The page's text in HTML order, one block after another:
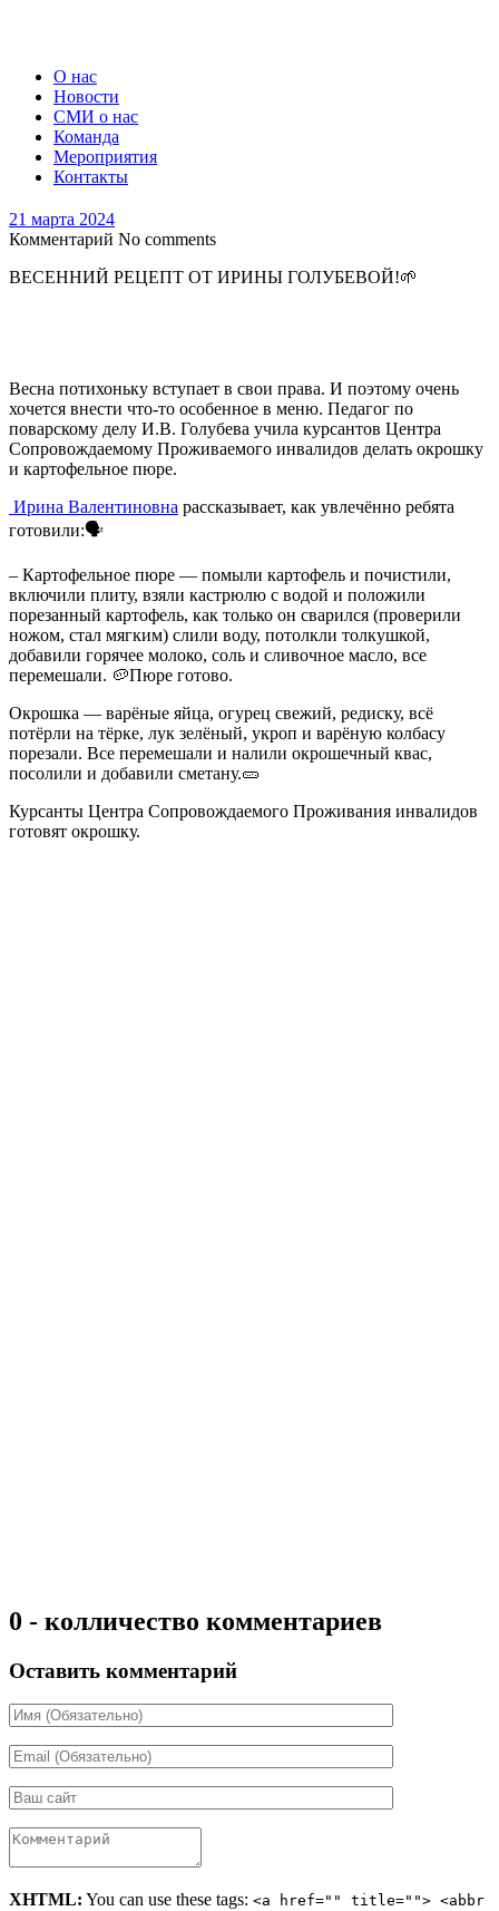
О нас
Новости
СМИ о нас
Команда
Мероприятия
Контакты
21 марта 2024
Комментарий No comments
ВЕСЕННИЙ РЕЦЕПТ ОТ ИРИНЫ ГОЛУБЕВОЙ!🌱
Весна потихоньку вступает в свои права. И поэтому очень
хочется внести что-то особенное в меню. Педагог по
поварскому делу И.В. Голубева учила курсантов Центра
Сопровождаемому Проживаемого инвалидов делать окрошку
и картофельное пюре.
Ирина Валентиновна рассказывает, как увлечённо ребята
готовили:🗣
– Картофельное пюре — помыли картофель и почистили,
включили плиту, взяли кастрюлю с водой и положили
порезанный картофель, как только он сварился (проверили
ножом, стал мягким) слили воду, потолкли толкушкой,
добавили горячее молоко, соль и сливочное масло, все
перемешали. 🥔Пюре готово.
Окрошка — варёные яйца, огурец свежий, редиску, всё
потёрли на тёрке, лук зелёный, укроп и варёную колбасу
порезали. Все перемешали и налили окрошечный квас,
посолили и добавили сметану.🥒
Курсанты Центра Сопровождаемого Проживания инвалидов
готовят окрошку.
0 - колличество комментариев
Оставить комментарий
XHTML: You can use these tags: <a href="" title=""> <abbr